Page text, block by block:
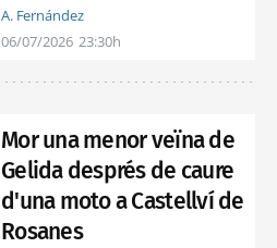
A. Fernández
06/07/2026 23:30h
Mor una menor veïna de
Gelida després de caure
d'una moto a Castellví de
Rosanes